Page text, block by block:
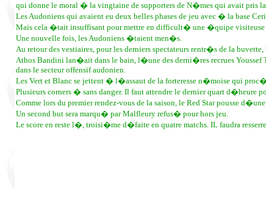
qui donne le moral � la vingtaine de supporters de N�mes qui avait
Les Audoniens qui avaient eu deux belles phases de jeu avec � la base
Mais cela �tait insuffisant pour mettre en difficult� une �quipe visiteuse
Une nouvelle fois, les Audoniens �taient men�s.
Au retour des vestiaires, pour les derniers spectateurs rentr�s de la
Athos Bandini lan�ait dans le bain, l�une des derni�res recrues
dans le secteur offensif audonien.
Les Vert et Blanc se jettent � l�assaut de la forteresse n�moise qui
Plusieurs corners � sans danger. Il faut attendre le dernier quart
Comme lors du premier rendez-vous de la saison, le Red Star pousse
Un second but sera marqu� par Malfleury refus� pour hors jeu.
Le score en reste l�, troisi�me d�faite en quatre matchs. IL faudra